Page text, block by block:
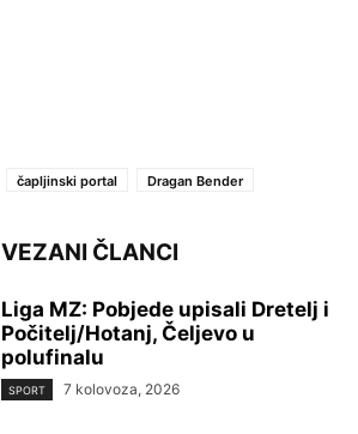
čapljinski portal Dragan Bender
VEZANI ČLANCI
Liga MZ: Pobjede upisali Dretelj i
Počitelj/Hotanj, Čeljevo u
polufinalu
SPORT 7 kolovoza, 2026